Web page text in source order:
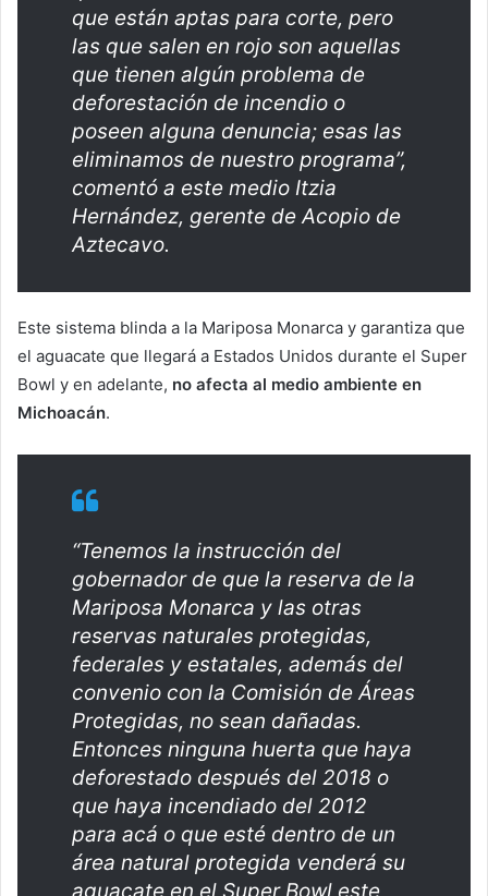
que están aptas para corte, pero
las que salen en rojo son aquellas
que tienen algún problema de
deforestación de incendio o
poseen alguna denuncia; esas las
eliminamos de nuestro programa”,
comentó a este medio Itzia
Hernández, gerente de Acopio de
Aztecavo.
Este sistema blinda a la Mariposa Monarca y garantiza que
el aguacate que llegará a Estados Unidos durante el Super
Bowl y en adelante, no afecta al medio ambiente en
Michoacán.
“Tenemos la instrucción del
gobernador de que la reserva de la
Mariposa Monarca y las otras
reservas naturales protegidas,
federales y estatales, además del
convenio con la Comisión de Áreas
Protegidas, no sean dañadas.
Entonces ninguna huerta que haya
deforestado después del 2018 o
que haya incendiado del 2012
para acá o que esté dentro de un
área natural protegida venderá su